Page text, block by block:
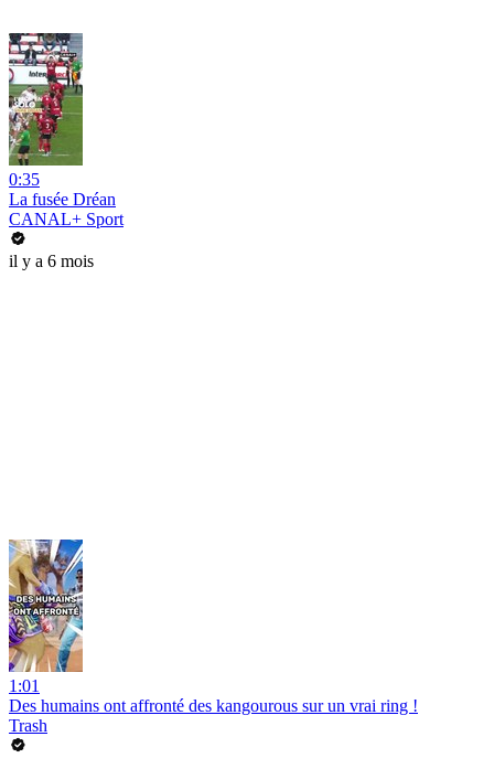
0:35
La fusée Dréan
CANAL+ Sport
il y a 6 mois
1:01
Des humains ont affronté des kangourous sur un vrai ring !
Trash